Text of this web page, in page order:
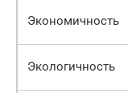
Экономичность
Экологичность